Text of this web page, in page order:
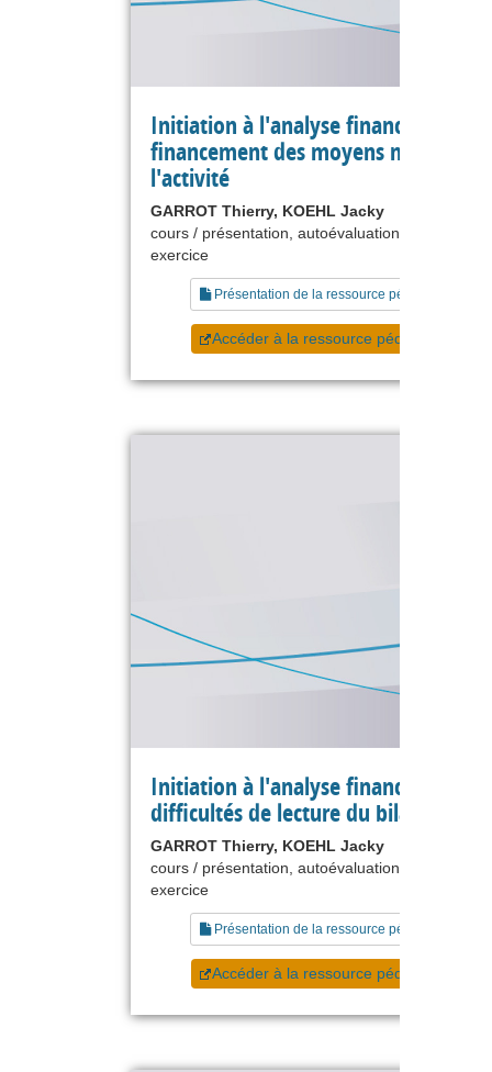
Initiation à l'analyse financière - Le
financement des moyens
l'activité
GARROT Thierry, KOEHL Jacky
cours / présentation, autoévaluation, étude de
exercice
Présentation de la ressource pédagogique
Accéder à la ressource pédagogique
Initiation à l'analyse financière - Les
difficultés de lecture du bilan
GARROT Thierry, KOEHL Jacky
cours / présentation, autoévaluation, étude de
exercice
Présentation de la ressource pédagogique
Accéder à la ressource pédagogique